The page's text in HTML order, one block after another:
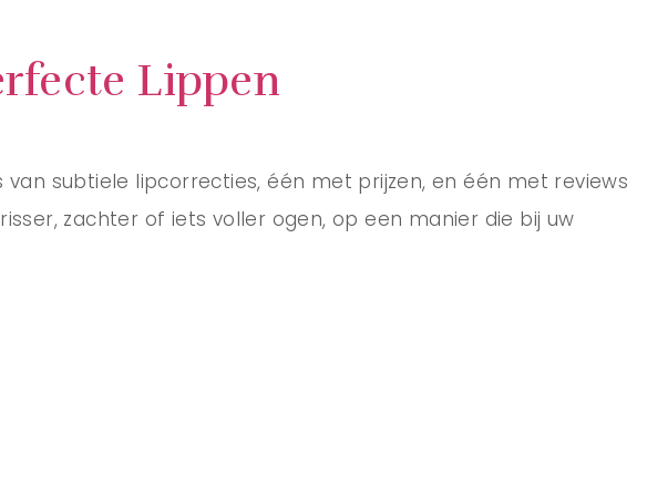
Lippen
subtiele lipcorrecties, één met prijzen, en één met reviews
zachter of iets voller ogen, op een manier die bij uw